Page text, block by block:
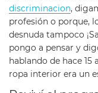
discriminacion,
profesión o porque,
desnuda tampoco
pongo a pensar y
hablando de hace
ropa interior era un